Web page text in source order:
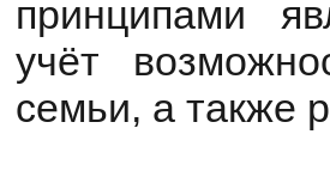
принципами
учёт
семьи, а также